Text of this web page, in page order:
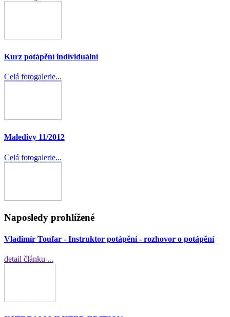
Kurz potápění individuální
Celá fotogalerie...
Maledivy 11/2012
Celá fotogalerie...
Naposledy prohlížené
Vladimír Toufar - Instruktor potápění - rozhovor o potápění
detail článku ...